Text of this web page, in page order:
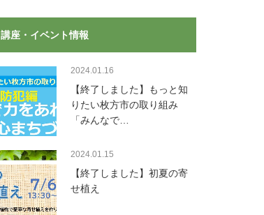
講座・イベント情報
2024.01.16
【終了しました】もっと知
りたい枚方市の取り組み
「みんなで…
2024.01.15
【終了しました】初夏の寄
せ植え